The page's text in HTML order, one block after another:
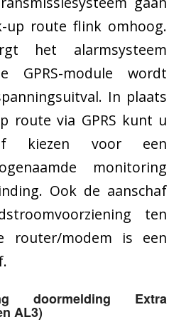
up route flink omhoog.
het alarmsysteem
module wordt
In plaats
route via GPRS kunt u
kiezen voor een
monitoring
Ook de aanschaf
ten
router/modem is een
doormelding Extra
AL3)